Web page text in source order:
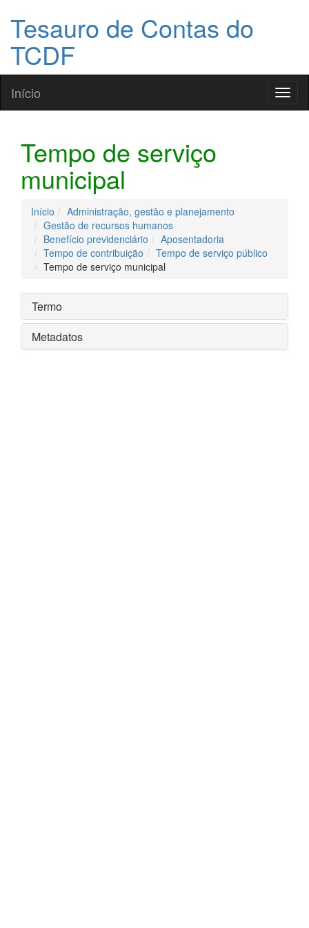
Tesauro de Contas do
TCDF
Início
Tempo de serviço
municipal
Início
Administração, gestão e planejamento
Gestão de recursos humanos
Benefício previdenciário
Aposentadoria
Tempo de contribuição
Tempo de serviço público
Tempo de serviço municipal
Termo
Metadatos